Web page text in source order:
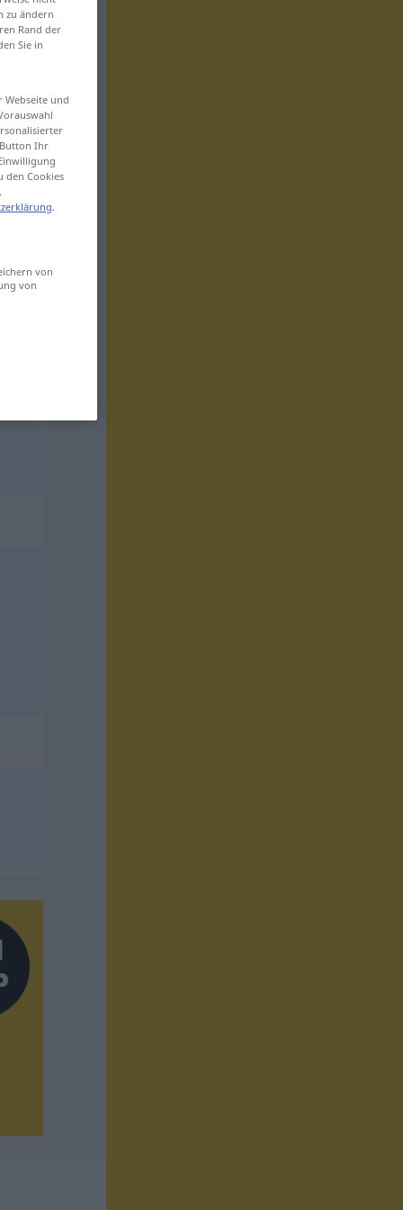
zu ändern
Rand der
Sie in
und
Ihr
den Cookies
.
von
von